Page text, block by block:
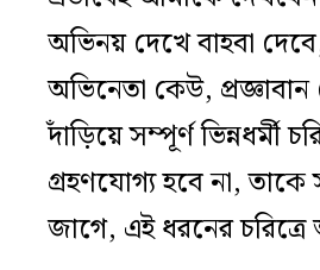
অভিনয় দেখে বাহবা
অভিনেতা কেউ,
দাঁড়িয়ে সম্পূর্ণ
গ্রহণযোগ্য হবে না, তাকে
জাগে, এই ধরনের